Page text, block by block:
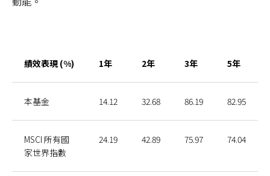
績效表現 (%) 1年 2年 3年 5年
本基金 14.12 32.68 86.19 82.95
MSCI 所有國
家世界指數
24.19 42.89 75.97 74.04